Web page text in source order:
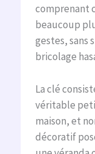
comprenant
beaucoup
gestes, sans
bricolage
La clé
véritable
maison, et
décoratif